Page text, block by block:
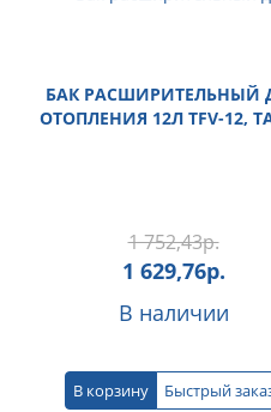
БАК РАСШИРИТЕЛЬНЫЙ
ОТОПЛЕНИЯ 12Л TFV-12,
1 752,43р.
1 629,76р.
В наличии
В корзину Быстрый